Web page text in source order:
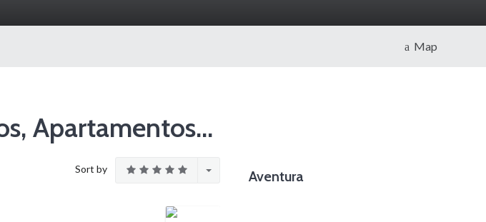
Map
Apartamentos...
Sort by Aventura